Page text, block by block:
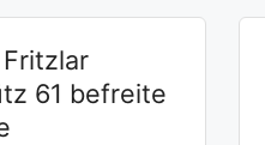
61 befreite